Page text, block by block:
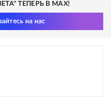
ТЕПЕРЬ В MAX!
на нас